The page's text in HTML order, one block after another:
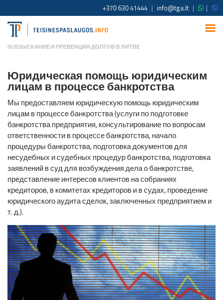
+370 630 41444 | info@tga.lt | |
IN ВЗЫСКАНИЕ И ПРЕВЕНЦИЯ ДОЛГОВ В ЛИТВЕ
Юридическая помощь юридическим
лицам в процессе банкротства
Мы предоставляем юридическую помощь юридическим
лицам в процессе банкротства (услуги по подготовке
банкротства предприятия, консультирование по вопросам
ответственности в процессе банкротства, начало
процедуры банкротства, подготовка документов для
несудебных и судебных процедур банкротства, подготовка
заявлений в суд для возбуждения дела о банкротстве,
представление интересов клиентов на собраниях
кредиторов, в комитетах кредиторов и в судах, проведение
юридического аудита сделок, заключенных предприятием и
т. д.).